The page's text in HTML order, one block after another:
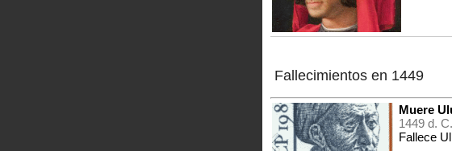
Fallecimientos en 1449
Muere
1449 d. C.
Fallece